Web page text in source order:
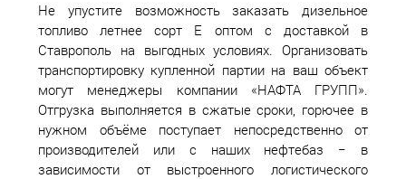
Не упустите возможность заказать дизельное
топливо летнее сорт Е оптом с доставкой в
Ставрополь на выгодных условиях. Организовать
транспортировку купленной партии на ваш объект
могут менеджеры компании «НАФТА ГРУПП».
Отгрузка выполняется в сжатые сроки, горючее в
нужном объёме поступает непосредственно от
производителей или с наших нефтебаз − в
зависимости от выстроенного логистического